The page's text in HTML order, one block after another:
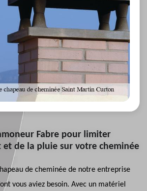
Fabre pour limiter
et de la pluie sur votre cheminée
de cheminée de notre entreprise
vous aviez besoin. Avec un matériel